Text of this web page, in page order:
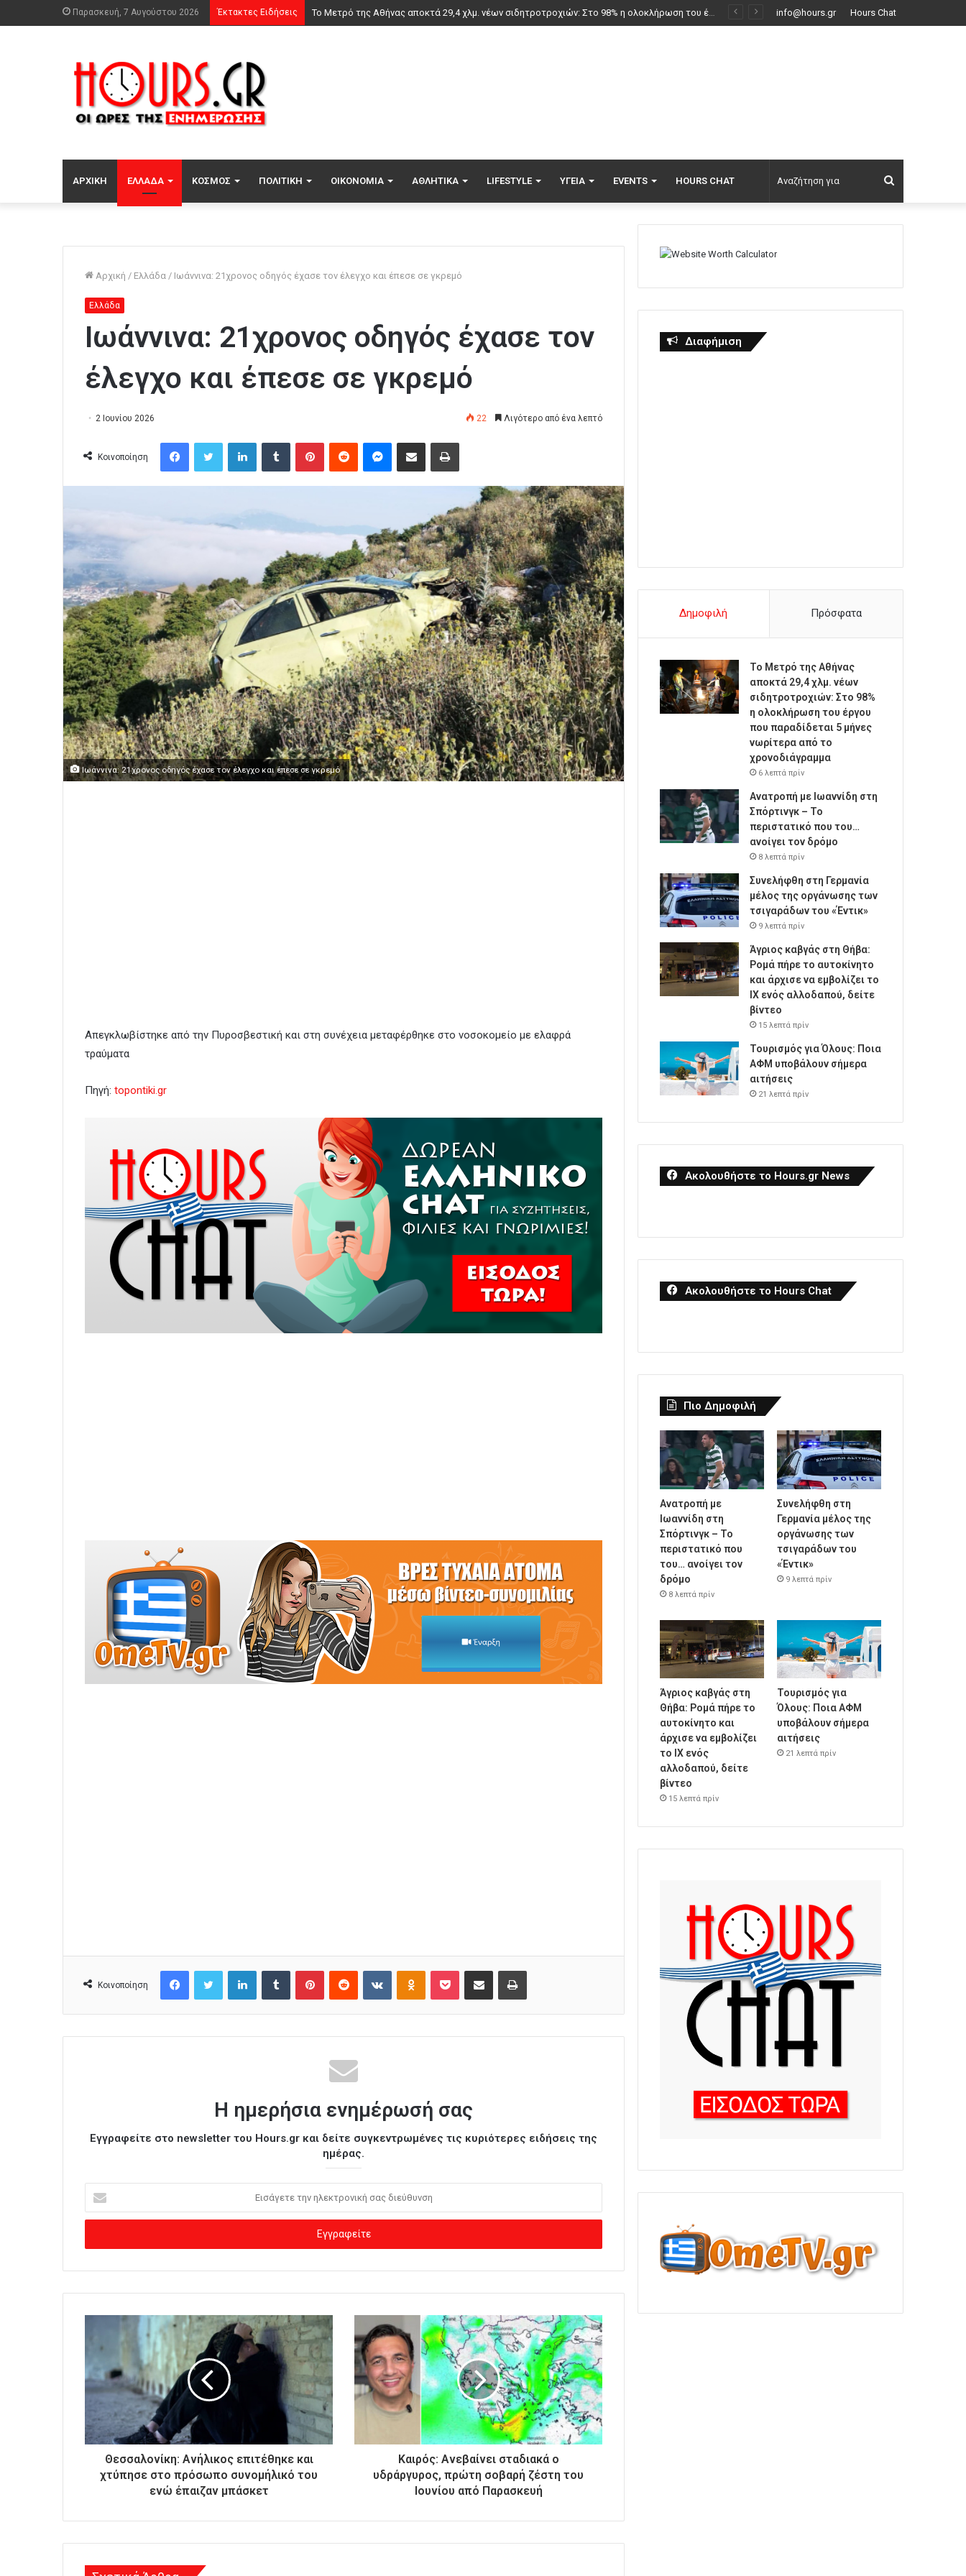
Παρασκευή, 7 Αυγούστου 2026 Έκτακτες Ειδήσεις Ανατροπή με Ιωαννίδη στη Σπόρτινγκ – Το περιστατικό που του… ανοίγει τον δρόμο info@hours.gr Hours Chat
ΑΡΧΙΚΉ ΕΛΛΆΔΑ ΚΌΣΜΟΣ ΠΟΛΙΤΙΚΉ ΟΙΚΟΝΟΜΊΑ ΑΘΛΗΤΙΚΆ LIFESTYLE ΥΓΕΊΑ EVENTS HOURS CHAT
για
Αρχική / Ελλάδα / Ιωάννινα: 21χρονος οδηγός έχασε τον έλεγχο και έπεσε σε γκρεμό
Ελλάδα
Ιωάννινα: 21χρονος οδηγός έχασε τον
έλεγχο και έπεσε σε γκρεμό
2 Ιουνίου 2026 22 Λιγότερο από ένα λεπτό
Κοινοποίηση
Ιωάννινα: 21χρονος οδηγός έχασε τον έλεγχο και έπεσε σε γκρεμό
Απεγκλωβίστηκε από την Πυροσβεστική και στη συνέχεια μεταφέρθηκε στο νοσοκομείο με ελαφρά
τραύματα
Πηγή: topontiki.gr
Κοινοποίηση
Η ημερήσια ενημέρωσή σας
Εγγραφείτε στο newsletter του Hours.gr και δείτε συγκεντρωμένες τις κυριότερες ειδήσεις της
ημέρας.
σ
γ
ε
ε
ρ
ο
σ
δ
Θεσσαλονίκη: Ανήλικος επιτέθηκε και
χτύπησε στο πρόσωπο συνομήλικό του
ενώ έπαιζαν μπάσκετ
Καιρός: Ανεβαίνει σταδιακά ο
υδράργυρος, πρώτη σοβαρή ζέστη του
Ιουνίου από Παρασκευή
Διαφήμιση
Δημοφιλή Πρόσφατα
Το Μετρό της Αθήνας
αποκτά 29,4 χλμ. νέων
σιδητροτροχιών: Στο 98%
η ολοκλήρωση του έργου
που παραδίδεται 5 μήνες
νωρίτερα από το
χρονοδιάγραμμα
6 λεπτά πρίν
Ανατροπή με Ιωαννίδη στη
Σπόρτινγκ – Το
περιστατικό που του…
ανοίγει τον δρόμο
8 λεπτά πρίν
Συνελήφθη στη Γερμανία
μέλος της οργάνωσης των
τσιγαράδων του «Έντικ»
9 λεπτά πρίν
Άγριος καβγάς στη Θήβα:
Ρομά πήρε το αυτοκίνητο
και άρχισε να εμβολίζει το
ΙΧ ενός αλλοδαπού, δείτε
βίντεο
15 λεπτά πρίν
Τουρισμός για Όλους: Ποια
ΑΦΜ υποβάλουν σήμερα
αιτήσεις
21 λεπτά πρίν
Ακολουθήστε το Hours.gr News
Ακολουθήστε το Hours Chat
Πιο Δημοφιλή
Ανατροπή με
Ιωαννίδη στη
Σπόρτινγκ – Το
περιστατικό που
του… ανοίγει τον
δρόμο
8 λεπτά πρίν
Συνελήφθη στη
Γερμανία μέλος της
οργάνωσης των
τσιγαράδων του
«Έντικ»
9 λεπτά πρίν
Άγριος καβγάς στη
Θήβα: Ρομά πήρε το
αυτοκίνητο και
άρχισε να εμβολίζει
το ΙΧ ενός
αλλοδαπού, δείτε
βίντεο
15 λεπτά πρίν
Τουρισμός για
Όλους: Ποια ΑΦΜ
υποβάλουν σήμερα
αιτήσεις
21 λεπτά πρίν